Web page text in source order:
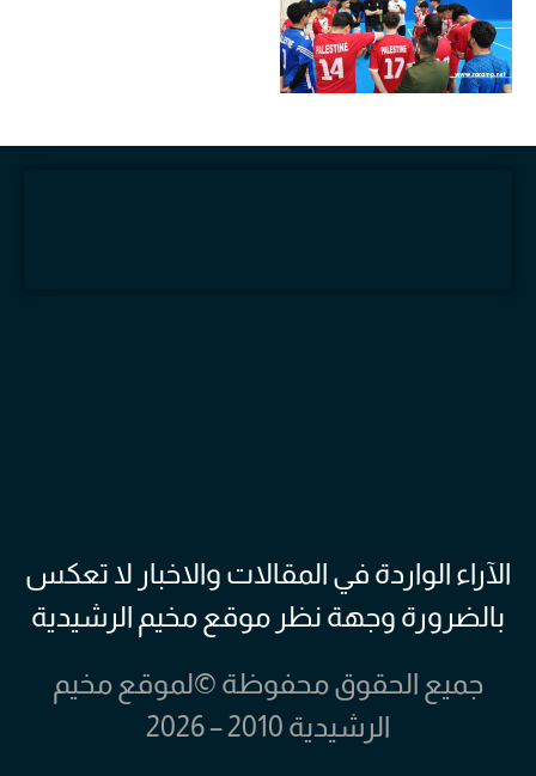
الآراء الواردة في المقالات والاخبار لا تعكس
بالضرورة وجهة نظر موقع مخيم الرشيدية
جميع الحقوق محفوظة ©لموقع مخيم
الرشيدية 2010 – 2026